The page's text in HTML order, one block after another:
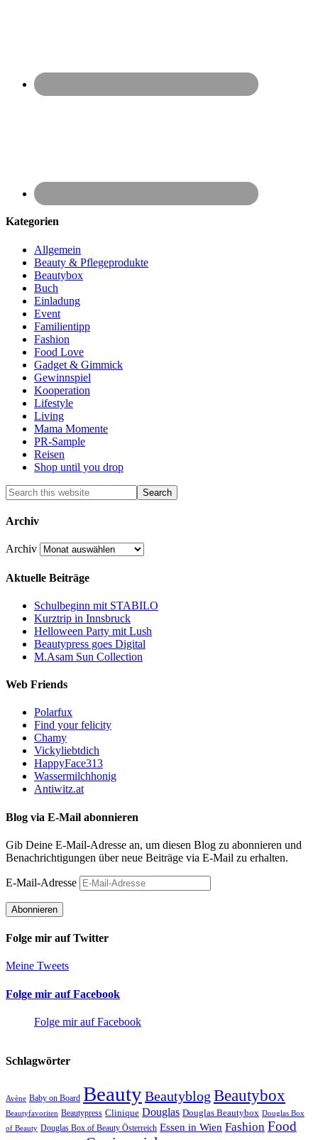
Kategorien
Allgemein
Beauty & Pflegeprodukte
Beautybox
Buch
Einladung
Event
Familientipp
Fashion
Food Love
Gadget & Gimmick
Gewinnspiel
Kooperation
Lifestyle
Living
Mama Momente
PR-Sample
Reisen
Shop until you drop
Archiv
Archiv
Aktuelle Beiträge
Schulbeginn mit STABILO
Kurztrip in Innsbruck
Helloween Party mit Lush
Beautypress goes Digital
M.Asam Sun Collection
Web Friends
Polarfux
Find your felicity
Chamy
Vickyliebtdich
HappyFace313
Wassermilchhonig
Antiwitz.at
Blog via E-Mail abonnieren
Gib Deine E-Mail-Adresse an, um diesen Blog zu abonnieren und
Benachrichtigungen über neue Beiträge via E-Mail zu erhalten.
E-Mail-Adresse
Abonnieren
Folge mir auf Twitter
Meine Tweets
Folge mir auf Facebook
Folge mir auf Facebook
Schlagwörter
Avène Baby on Board BeautyBeautyblog Beautybox
Beautyfavoriten Beautypress Clinique Douglas Douglas Beautybox Douglas Box
of Beauty Douglas Box of Beauty Österreich Essen in Wien Fashion Food